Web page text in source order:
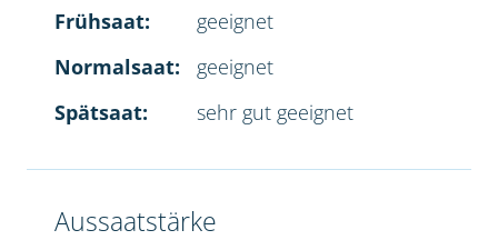
Frühsaat:
geeignet
Normalsaat:
geeignet
Spätsaat:
sehr gut geeignet
Aussaatstärke